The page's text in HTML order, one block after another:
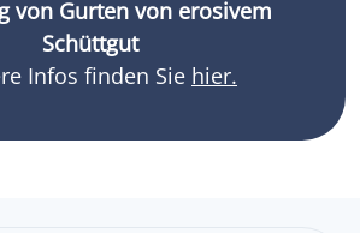
von Gurten von erosivem
Schüttgut
Infos finden Sie hier.